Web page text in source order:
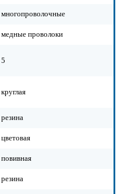
многопроволочные
медные проволоки
5
круглая
резина
цветовая
повивная
резина